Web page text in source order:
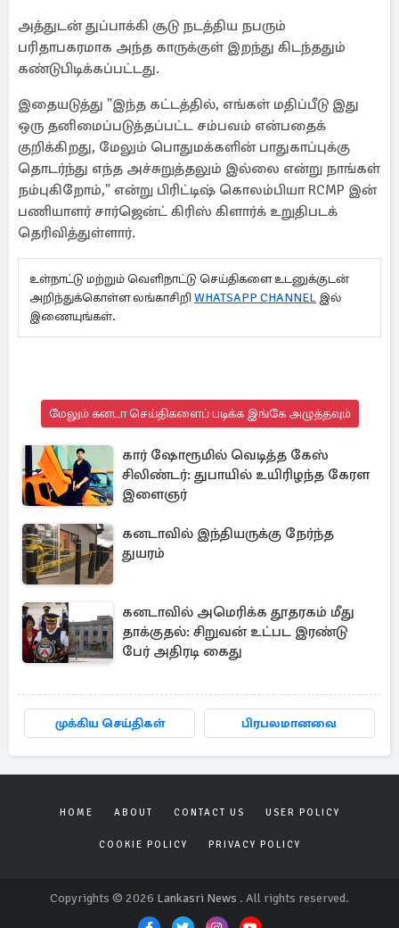
அத்துடன் துப்பாக்கி சூடு நடத்திய நபரும்
பரிதாபகரமாக அந்த காருக்குள் இறந்து கிடந்ததும்
கண்டுபிடிக்கப்பட்டது.
இதையடுத்து "இந்த கட்டத்தில், எங்கள் மதிப்பீடு இது
ஒரு தனிமைப்படுத்தப்பட்ட சம்பவம் என்பதைக்
குறிக்கிறது, மேலும் பொதுமக்களின் பாதுகாப்புக்கு
தொடர்ந்து எந்த அச்சுறுத்தலும் இல்லை என்று நாங்கள்
நம்புகிறோம்," என்று பிரிட்டிஷ் கொலம்பியா RCMP இன்
பணியாளர் சார்ஜென்ட் கிரிஸ் கிளார்க் உறுதிபடக்
தெரிவித்துள்ளார்.
உள்நாட்டு மற்றும் வெளிநாட்டு செய்திகளை உடனுக்குடன்
அறிந்துக்கொள்ள லங்காசிறி WHATSAPP CHANNEL இல்
இணையுங்கள்.
மேலும் கனடா செய்திகளைப் படிக்க இங்கே அழுத்தவும்
கார் ஷோரூமில் வெடித்த கேஸ்
சிலிண்டர்: துபாயில் உயிரிழந்த கேரள
இளைஞர்
கனடாவில் இந்தியருக்கு நேர்ந்த
துயரம்
கனடாவில் அமெரிக்க தூதரகம் மீது
தாக்குதல்: சிறுவன் உட்பட இரண்டு
பேர் அதிரடி கைது
முக்கிய செய்திகள் பிரபலமானவை
HOME ABOUT CONTACT US USER POLICY
COOKIE POLICY PRIVACY POLICY
Copyrights © 2026 Lankasri News . All rights reserved.